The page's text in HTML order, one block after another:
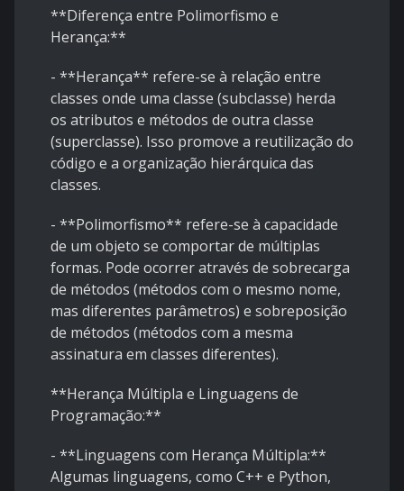
**Diferença entre Polimorfismo e
Herança:**
- **Herança** refere-se à relação entre
classes onde uma classe (subclasse) herda
os atributos e métodos de outra classe
(superclasse). Isso promove a reutilização do
código e a organização hierárquica das
classes.
- **Polimorfismo** refere-se à capacidade
de um objeto se comportar de múltiplas
formas. Pode ocorrer através de sobrecarga
de métodos (métodos com o mesmo nome,
mas diferentes parâmetros) e sobreposição
de métodos (métodos com a mesma
assinatura em classes diferentes).
**Herança Múltipla e Linguagens de
Programação:**
- **Linguagens com Herança Múltipla:**
Algumas linguagens, como C++ e Python,